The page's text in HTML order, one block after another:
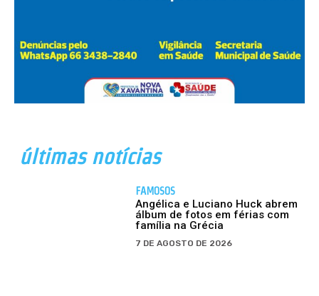
últimas notícias
FAMOSOS
Angélica e Luciano Huck abrem
álbum de fotos em férias com
família na Grécia
7 DE AGOSTO DE 2026